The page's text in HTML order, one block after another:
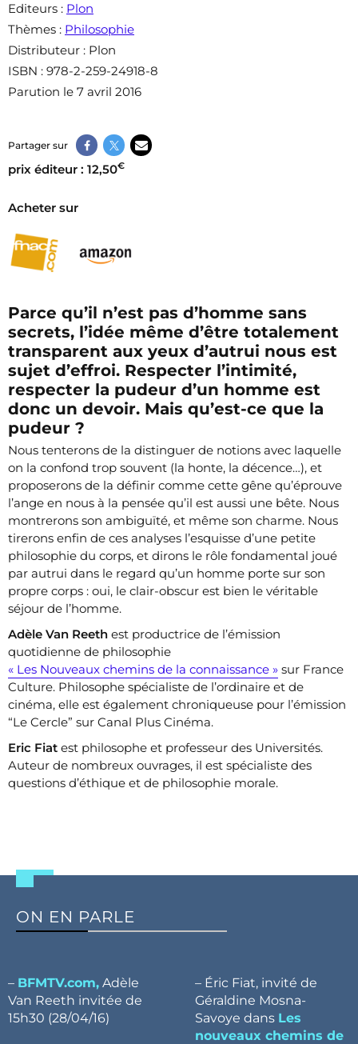
Editeurs : Plon
Thèmes : Philosophie
Distributeur : Plon
ISBN : 978-2-259-24918-8
Parution le 7 avril 2016
Partager sur
prix éditeur : 12,50€
Acheter sur
Parce qu’il n’est pas d’homme sans
secrets, l’idée même d’être totalement
transparent aux yeux d’autrui nous est
sujet d’effroi. Respecter l’intimité,
respecter la pudeur d’un homme est
donc un devoir. Mais qu’est-ce que la
pudeur ?
Nous tenterons de la distinguer de notions avec laquelle
on la confond trop souvent (la honte, la décence…), et
proposerons de la définir comme cette gêne qu’éprouve
l’ange en nous à la pensée qu’il est aussi une bête. Nous
montrerons son ambiguïté, et même son charme. Nous
tirerons enfin de ces analyses l’esquisse d’une petite
philosophie du corps, et dirons le rôle fondamental joué
par autrui dans le regard qu’un homme porte sur son
propre corps : oui, le clair-obscur est bien le véritable
séjour de l’homme.
Adèle Van Reeth est productrice de l’émission
quotidienne de philosophie
« Les Nouveaux chemins de la connaissance » sur France
Culture. Philosophe spécialiste de l’ordinaire et de
cinéma, elle est également chroniqueuse pour l’émission
“Le Cercle” sur Canal Plus Cinéma.
Eric Fiat est philosophe et professeur des Universités.
Auteur de nombreux ouvrages, il est spécialiste des
questions d’éthique et de philosophie morale.
ON EN PARLE
– BFMTV.com, Adèle
Van Reeth invitée de
15h30 (28/04/16)
– Éric Fiat, invité de
Géraldine Mosna-
Savoye dans Les
nouveaux chemins de